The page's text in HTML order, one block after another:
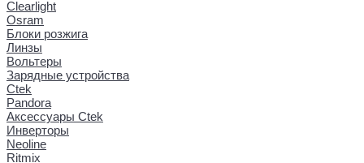
Clearlight
Osram
Блоки розжига
Линзы
Вольтеры
Зарядные устройства
Ctek
Pandora
Аксессуары Ctek
Инверторы
Neoline
Ritmix